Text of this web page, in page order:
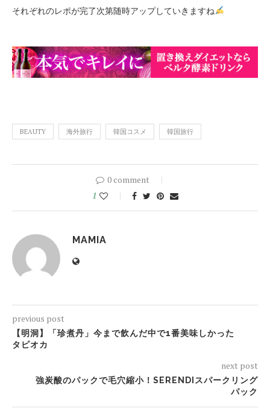
それぞれのレポが完了次第随時アップしていきますね
BEAUTY 海外旅行 韓国コスメ 韓国旅行
0 comment
1
MAMIA
previous post
【明洞】「珍煮丹」今まで飲んだ中で1番美味しかった
タピオカ
next post
強炭酸のパックで毛穴縮小！SERENDIスパークリング
パック